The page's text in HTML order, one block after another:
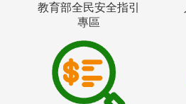
教育部全民安全指引
專區